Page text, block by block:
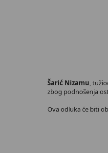
Šarić Nizamu,
zbog podnošenja
Ova odluka će biti